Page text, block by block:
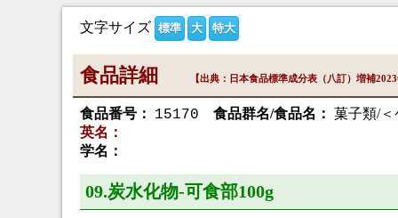
文字サイズ 標準 大 特大
食品詳細 【出典：日本食品標準成分表（八訂）増補
食品番号： 15170 食品群名/食品名： 菓子類/
英名：
学名：
09.炭水化物-可食部100g